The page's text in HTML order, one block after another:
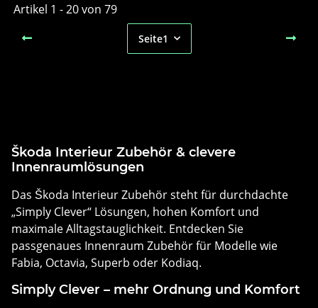
Artikel 1 - 20 von 79
Seite1
Škoda Interieur Zubehör & clevere
Innenraumlösungen
Das Škoda Interieur Zubehör steht für durchdachte
„Simply Clever“ Lösungen, hohen Komfort und
maximale Alltagstauglichkeit. Entdecken Sie
passgenaues Innenraum Zubehör für Modelle wie
Fabia, Octavia, Superb oder Kodiaq.
Simply Clever – mehr Ordnung und Komfort